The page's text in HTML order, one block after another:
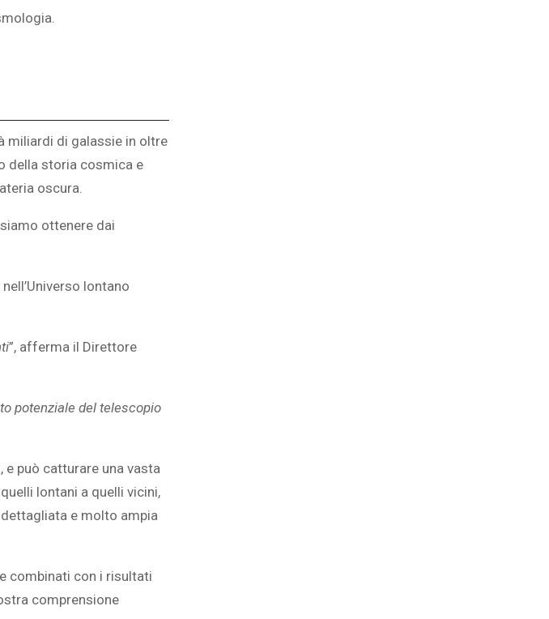
miliardi di galassie in oltre
della storia cosmica e
oscura.
ottenere dai
lontano
”, afferma il Direttore
potenziale del telescopio
può catturare una vasta
lontani a quelli vicini,
e molto ampia
combinati con i risultati
comprensione